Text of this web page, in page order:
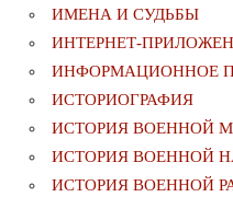
ИМЕНА И СУДЬБЫ
ИНТЕРНЕТ-
ИНФОРМАЦИОННОЕ
ИСТОРИОГРАФИЯ
ИСТОРИЯ ВОЕННОЙ
ИСТОРИЯ ВОЕННОЙ
ИСТОРИЯ ВОЕННОЙ